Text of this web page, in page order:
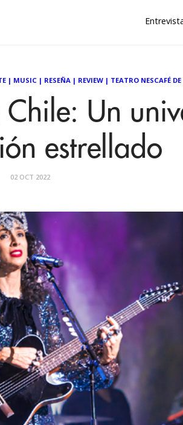
| MUSIC | RESEÑA | REVIEW | TEATRO NESCAFÉ
Un
estrellado
02 OCT 2022